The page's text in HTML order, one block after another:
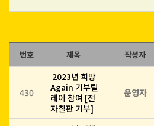
번호 제목 작성자
430
2023년 희망
Again 기부릴
레이 참여 [전
자칠판 기부]
운영자